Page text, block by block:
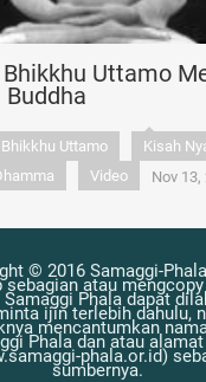
Uttamo
Uttamo
Kisah
Video Nov 13,
© 2016 Samaggi-
sebagian atau
Phala dapat
ijin terlebih dahulu,
mencantumkan
Phala dan atau alamat
phala.or.id)
sumbernya.